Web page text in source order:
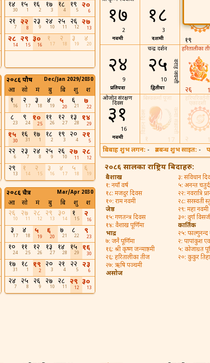
१४
30
१५
1
१६
2
१७
3
१८
4
१९
5
२०
6
२१
7
२२
8
२३
9
२४
10
२५
11
२६
12
२७
13
२८
14
२९
15
३०
16
१
17
२
18
३
19
४
20
२०८६ पौष Dec/Jan 2029/2030
आ सो मं बु बि शु श
१
16
२
17
३
18
४
19
५
20
६
21
७
22
८
23
९
24
१०
25
११
26
१२
27
१३
28
१४
29
१५
30
१६
31
१७
1
१८
2
१९
3
२०
4
२१
5
२२
6
२३
7
२४
8
२५
9
२६
10
२७
11
२८
12
२९
13
१
14
२
15
३
16
४
17
५
18
६
19
२०८६ चैत्र Mar/Apr 2030
आ सो मं बु बि शु श
२६
10
२७
11
२८
12
२९
13
३०
14
१
15
२
16
३
17
४
18
५
19
६
20
७
21
८
22
९
23
१०
24
११
25
१२
26
१३
27
१४
28
१५
29
१६
30
१७
31
१८
1
१९
2
२०
3
२१
4
२२
5
२३
6
२४
7
२५
8
२६
9
२७
10
२८
11
२९
12
३०
13
१७
2
नवमी
१८
3
दशमी १९
२४
9
प्रतिपदा
चन्द्र दर्शन
वराह जयन्ती
२५
10
द्वितीया
हरितालीका
२६
ओजोन संरक्षण
दिवस
३१
16
नवमी
बिस्वकर्मा पूजा
कन्या संक्रान्ती
विज्ञान दिवस
१ 17
हरिपरिवर्तनी
एकादशी
२
बिबाह शुभ लगन: - ब्रतबन्ध शुभ साइत: -
२०८६ सालका राष्ट्रिय बिदाहरु:
बैशाख
१: नयाँ वर्ष
१८: मजदुर दिवस
१०: राम नवमी
जेष्ठ
१५: गणतन्त्र दिवस
१४: वैशाख पूर्णिमा
भाद्र
७: जनै पूर्णिमा
१६: श्री कृष्ण जन्माष्ठमी
२६: हरितालीका तीज
२७: ऋषि पञ्चमी
असोज
३: संविधान
५: अनन्त
२२: नवरात्रि
२८: सरस्वती
२९: महा नवमी
३०: दुर्गा
कार्तिक
२५: फाल्गुनन्द
२: पापांकुश
५: कोजाग्रत
२०: कुकुर